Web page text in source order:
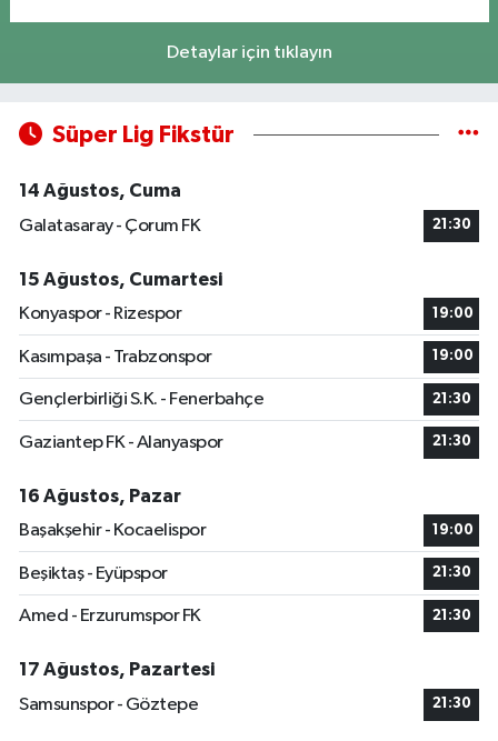
Detaylar için tıklayın
Süper Lig Fikstür
14 Ağustos, Cuma
Galatasaray - Çorum FK
21:30
15 Ağustos, Cumartesi
Konyaspor - Rizespor
19:00
Kasımpaşa - Trabzonspor 19:00
Gençlerbirliği S.K. - Fenerbahçe 21:30
Gaziantep FK - Alanyaspor 21:30
16 Ağustos, Pazar
Başakşehir - Kocaelispor
19:00
Beşiktaş - Eyüpspor 21:30
Amed - Erzurumspor FK 21:30
17 Ağustos, Pazartesi
Samsunspor - Göztepe
21:30